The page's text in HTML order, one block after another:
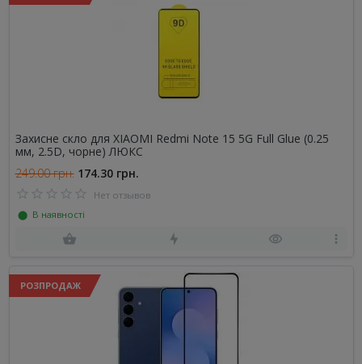
Захисне скло для XIAOMI Redmi Note 15 5G Full Glue (0.25
мм, 2.5D, чорне) ЛЮКС
249.00 грн. 174.30 грн.
Нет отзывов
⬤ В наявності
РОЗПРОДАЖ